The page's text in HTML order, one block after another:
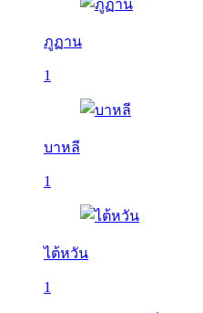
ภูฏาน
1
บาหลี
1
ไต้หวัน
1